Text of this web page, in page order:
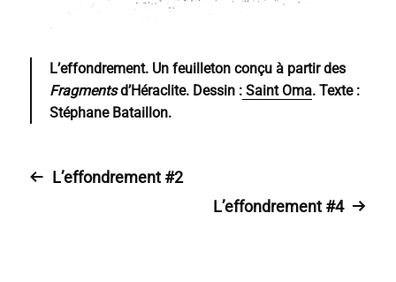
L’effondrement.Un feuilleton conçu à partir des
Fragmentsd’Héraclite. Dessin :Saint Oma. Texte :
Stéphane Bataillon.
L’effondrement #2
L’effondrement #4